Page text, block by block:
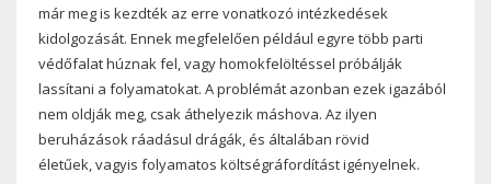
már meg is kezdték az erre vonatkozó intézkedések
kidolgozását. Ennek megfelelően például egyre több parti
védőfalat húznak fel, vagy homokfelöltéssel próbálják
lassítani a folyamatokat. A problémát azonban ezek igazából
nem oldják meg, csak áthelyezik máshova. Az ilyen
beruházások ráadásul drágák, és általában rövid
életűek, vagyis folyamatos költségráfordítást igényelnek.